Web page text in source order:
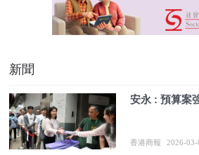
新聞
安永 : 預算案
香港商報 2026-03-